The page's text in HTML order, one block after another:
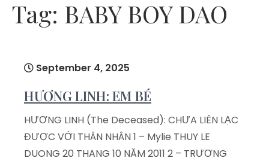
Tag: BABY BOY DAO
September 4, 2025
HƯƠNG LINH: EM BÉ
HƯƠNG LINH (The Deceased): CHƯA LIÊN LẠC
ĐƯỢC VỚI THÂN NHÂN 1 – Mylie THUY LE
DUONG 20 THANG 10 NĂM 2011 2 – TRƯƠNG